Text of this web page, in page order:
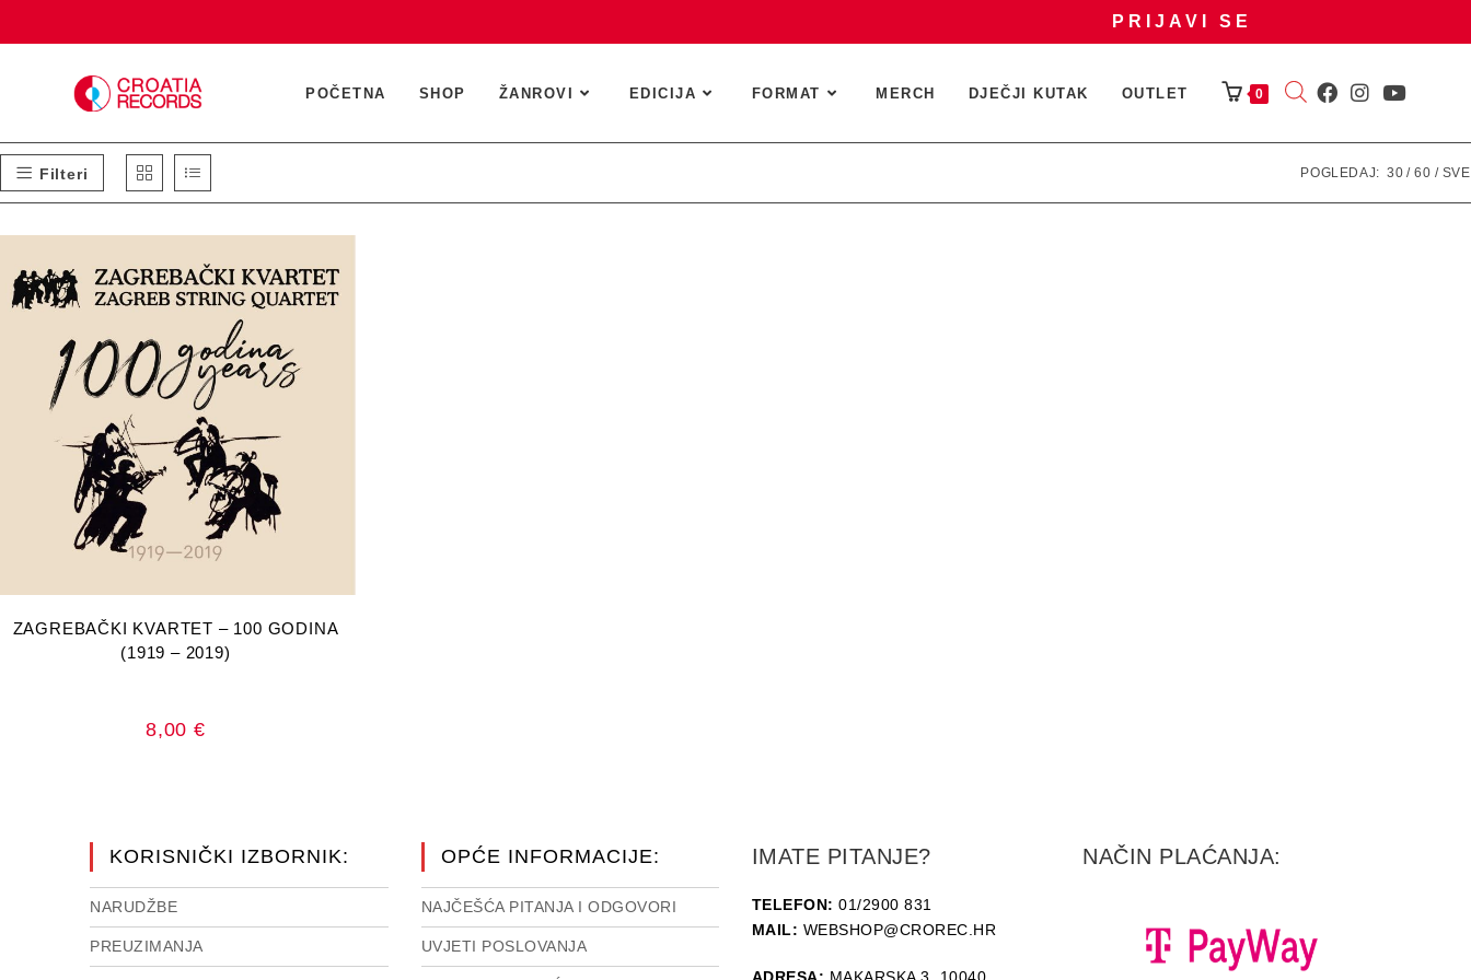
PRIJAVI SE
POČETNA SHOP ŽANROVI EDICIJA FORMAT MERCH DJEČJI KUTAK OUTLET 0
Filteri POGLEDAJ: 30 60 SVE
DODAJ U KOŠARICU
ZAGREBAČKI KVARTET – 100 GODINA
(1919 – 2019)
8,00€
KORISNIČKI IZBORNIK:
NARUDŽBE
PREUZIMANJA
OPĆE INFORMACIJE:
NAJČEŠĆA PITANJA I ODGOVORI
UVJETI POSLOVANJA
IMATE PITANJE?
TELEFON: 01/2900 831
MAIL: WEBSHOP@CROREC.HR
NAČIN PLAĆANJA: